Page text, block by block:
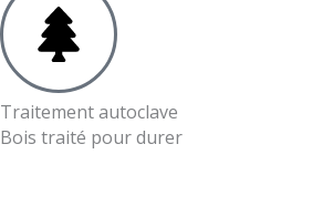
Traitement autoclave
Bois traité pour durer